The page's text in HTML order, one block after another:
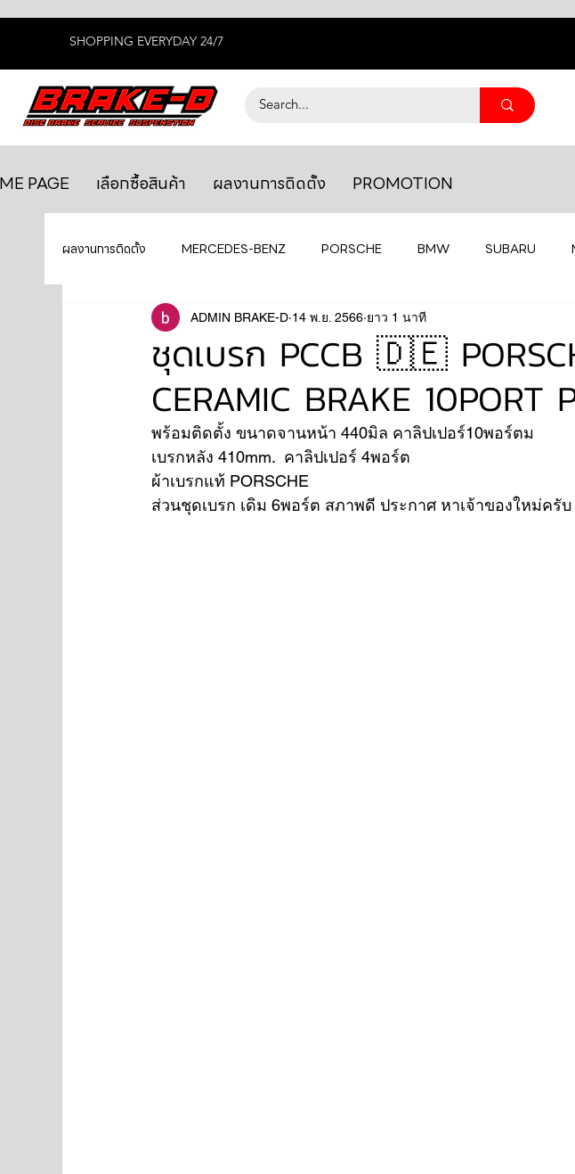
SHOPPING EVERYDAY 24/7
PAGE เลือกซื้อสินค้า ผลงานการติดตั้ง PROMOTION
ผลงานการติดตั้ง MERCEDES-BENZ PORSCHE BMW SUBARU
BENTLEY LEXUS ยางรถยนต์ AUDI MASERATI
MAHLE MAZDA TOYOTA HONDA
FORD JAGUAR RANGE ROVER
ชุดเบรก PCCB 🇩🇪
CERAMIC BRAKE 10PORT
ADMIN BRAKE-D 14 พ.ย. 2566 ยาว 1 นาที
พร้อมติดตั้ง ขนาดจานหน้า 440มิล คาลิปเปอร์10พอร์ตม
เบรกหลัง 410mm.  คาลิปเปอร์ 4พอร์ต
ผ้าเบรกแท้ PORSCHE
ส่วนชุดเบรก เดิม 6พอร์ต สภาพดี ประกาศ หาเจ้าของใหม่ครับ